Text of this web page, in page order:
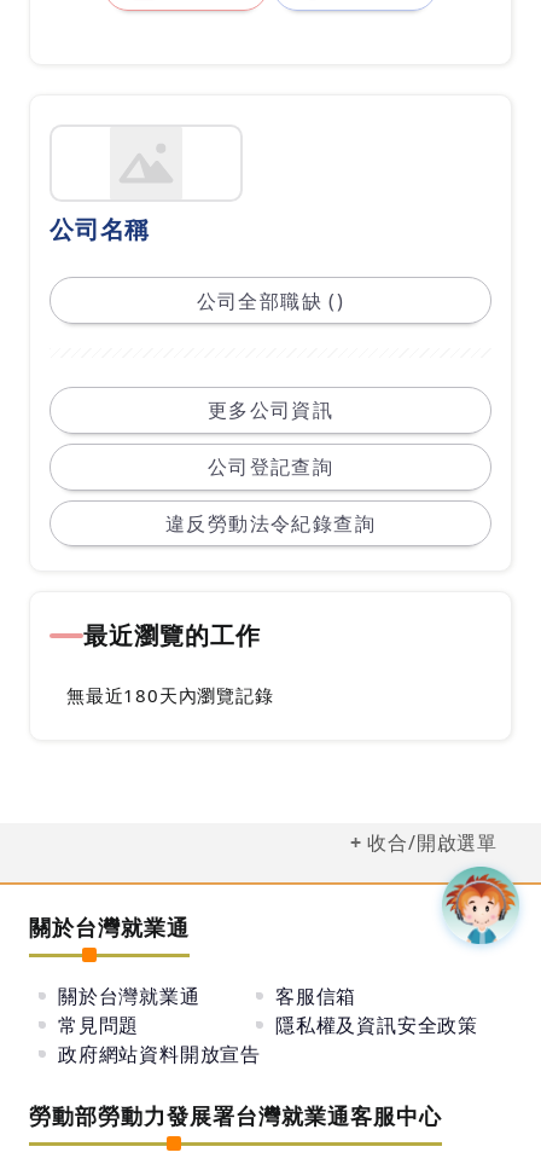
公司名稱
公司全部職缺 ()
更多公司資訊
公司登記查詢
違反勞動法令紀錄查詢
最近瀏覽的工作
無最近180天內瀏覽記錄
收合/開啟選單
關於台灣就業通
關於台灣就業通
客服信箱
常見問題
隱私權及資訊安全政策
政府網站資料開放宣告
勞動部勞動力發展署台灣就業通客服中心